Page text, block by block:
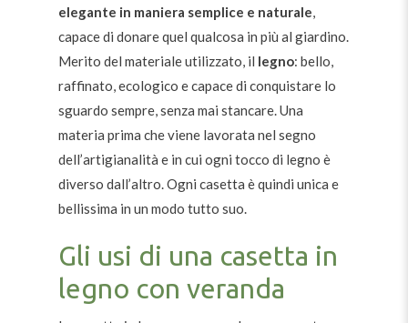
elegante in maniera semplice e naturale,
capace di donare quel qualcosa in più al giardino.
Merito del materiale utilizzato, il legno: bello,
raffinato, ecologico e capace di conquistare lo
sguardo sempre, senza mai stancare. Una
materia prima che viene lavorata nel segno
dell’artigianalità e in cui ogni tocco di legno è
diverso dall’altro. Ogni casetta è quindi unica e
bellissima in un modo tutto suo.
Gli usi di una casetta in
legno con veranda